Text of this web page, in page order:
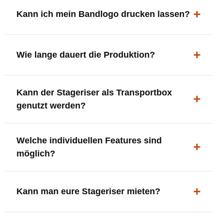
ergonomisch, sicher und gut sichtbar.
Kann ich mein Bandlogo drucken lassen?
deine Bühne, deine Marke.
Wie lange dauert die Produktion?
innerhalb Deutschlands kostenfrei.
Kann der Stageriser als Transportbox
genutzt werden?
oder Zubehör nutzen.
Welche individuellen Features sind
möglich?
XLR-Brücke / Schnittstelle
Setlist-Clip
Kann man eure Stageriser mieten?